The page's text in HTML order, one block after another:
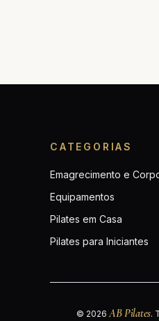
CATEGORIAS
Emagrecimento e
Equipamentos
Pilates em Casa
Pilates para Iniciantes
© 2026AB Pilates.